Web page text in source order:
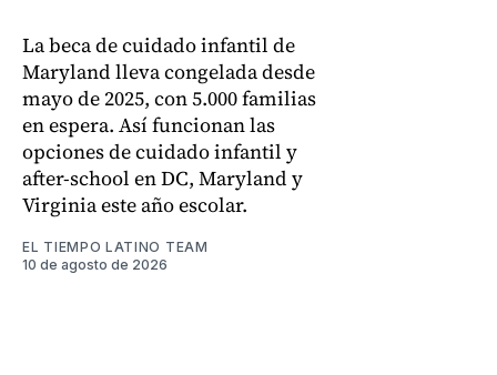
La beca de cuidado infantil de
Maryland lleva congelada desde
mayo de 2025, con 5.000 familias
en espera. Así funcionan las
opciones de cuidado infantil y
after-school en DC, Maryland y
Virginia este año escolar.
EL TIEMPO LATINO TEAM
10 de agosto de 2026